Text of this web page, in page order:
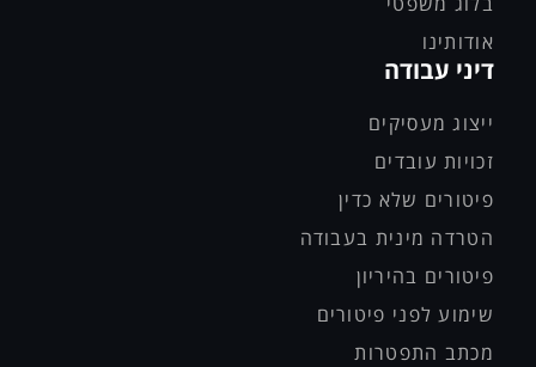
אודותינו
דיני עבודה
ייצוג מעסיקים
זכויות עובדים
פיטורים שלא כדין
הטרדה מינית בעבודה
פיטורים בהיריון
שימוע לפני פיטורים
מכתב התפטרות